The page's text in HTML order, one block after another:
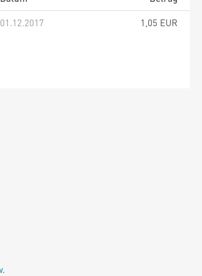
01.12.2017
1,05 EUR
.